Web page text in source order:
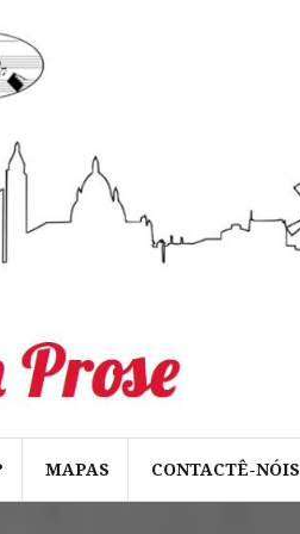
MAPAS CONTACTÊ-NÓIS